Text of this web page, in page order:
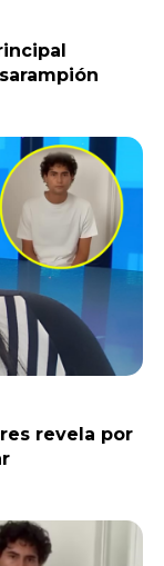
revela por